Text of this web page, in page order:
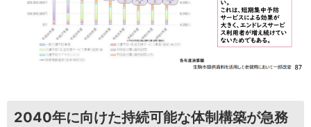
2040年に向けた持続可能な体制構築が急務